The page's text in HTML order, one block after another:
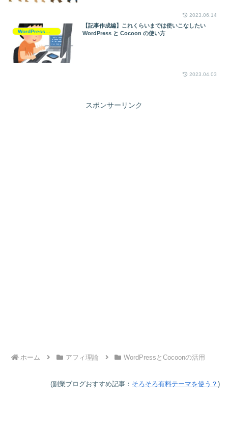
2023.06.14
【記事作成編】これくらいまでは使いこなしたい
WordPress と Cocoon の使い方
2023.04.03
スポンサーリンク
ホーム アフィ理論 WordPressとCocoonの活用
(副業ブログおすすめ記事： そろそろ有料テーマを使う？ )